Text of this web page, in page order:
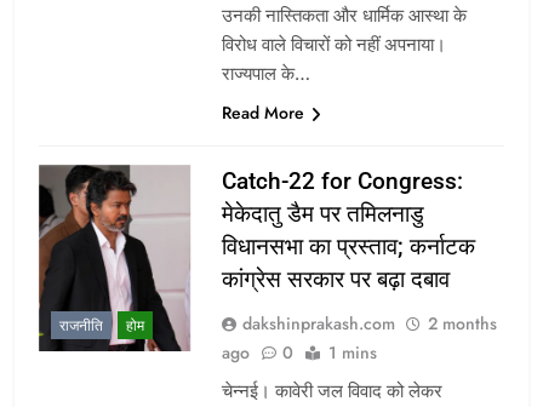
उनकी नास्तिकता और धार्मिक आस्था के
विरोध वाले विचारों को नहीं अपनाया।
राज्यपाल के…
Read More
राजनीति होम
Catch-22 for Congress:
मेकेदातु डैम पर तमिलनाडु
विधानसभा का प्रस्ताव; कर्नाटक
कांग्रेस सरकार पर बढ़ा दबाव
dakshinprakash.com
2 months
ago
0 1 mins
चेन्नई। कावेरी जल विवाद को लेकर